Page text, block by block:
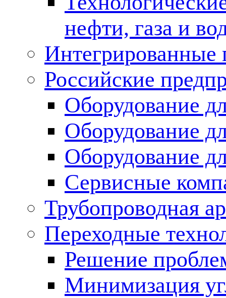
нефти, газа и
Российские
Оборудование
Оборудование
Оборудование
Сервисные
Трубопроводная
Переходные
Решение
Минимизация